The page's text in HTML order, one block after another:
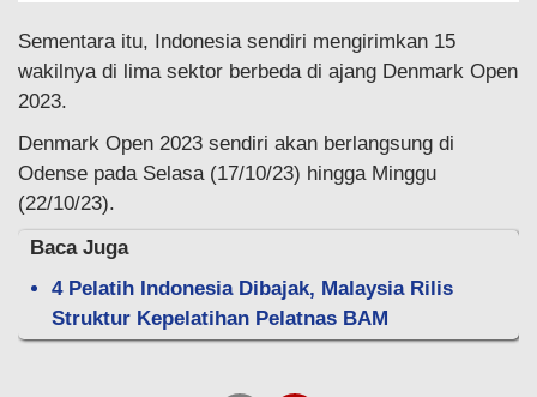
Sementara itu, Indonesia sendiri mengirimkan 15
wakilnya di lima sektor berbeda di ajang Denmark Open
2023.
Denmark Open 2023 sendiri akan berlangsung di
Odense pada Selasa (17/10/23) hingga Minggu
(22/10/23).
Baca Juga
4 Pelatih Indonesia Dibajak, Malaysia Rilis
Struktur Kepelatihan Pelatnas BAM